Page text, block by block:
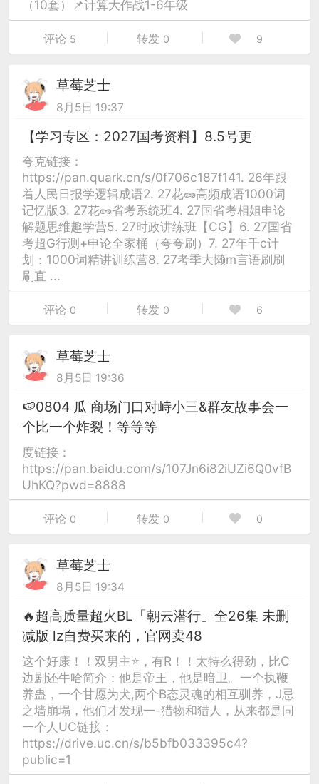
（10套）📌计算大作战1-6年级
评论 5 转发 0 9
草莓芝士
8月5日 19:37
【学习专区：2027国考资料】8.5号更
夸克链接：
https://pan.quark.cn/s/0f706c187f141. 26年跟
着人民日报学逻辑成语2. 27花🥜高频成语1000词
记忆版3. 27花🥜省考系统班4. 27国省考相姐申论
解题思维趣学营5. 27时政讲练班【CG】6. 27国省
考超G行测+申论全家桶（夸夸刷）7. 27年千c计
划：1000词精讲训练营8. 27考季大懒m言语刷刷
刷直 ...
评论 0 转发 0 6
草莓芝士
8月5日 19:36
🍉0804 瓜 商场门口对峙小三&群友故事会一
个比一个炸裂！等等等
度链接：
https://pan.baidu.com/s/107Jn6i82iUZi6Q0vfB
UhKQ?pwd=8888
评论 0 转发 0 0
草莓芝士
8月5日 19:34
🔥超高质量超火BL「朝云潜行」全26集 未删
减版 lz自费买来的，官网卖48
这个好康！！双男主⭐，有R！！太特么得劲，比C
边剧还牛哈简介：他是帝王，他是暗卫。一个执鞭
养蛊，一个甘愿为犬,两个B态灵魂的相互驯养，J忌
之墙崩塌，他们才发现一-猎物和猎人，从来都是同
一个人UC链接：
https://drive.uc.cn/s/b5bfb033395c4?
public=1